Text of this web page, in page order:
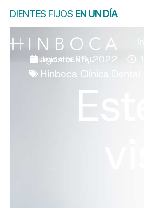
DIENTES FIJOS EN UN DÍA
agosto 26, 2022
Hinboca Clínica Dental